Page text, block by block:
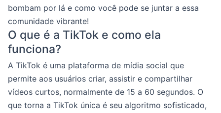
bombam por lá e como você pode se juntar a essa
comunidade vibrante!
O que é a TikTok e como ela
funciona?
A TikTok é uma plataforma de mídia social que
permite aos usuários criar, assistir e compartilhar
vídeos curtos, normalmente de 15 a 60 segundos. O
que torna a TikTok única é seu algoritmo sofisticado,